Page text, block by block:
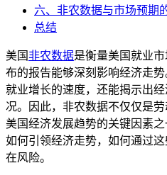
六、非农数据与市场预期
总结
美国非农数据是衡量美国就业
布的报告能够深刻影响经济走
就业增长的速度，还能揭示出
况。因此，非农数据不仅仅是
美国经济发展趋势的关键因素
如何引领经济走势，如何通过
在风险。